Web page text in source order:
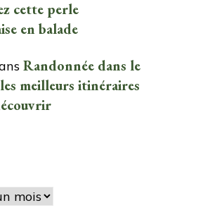
cette perle
en balade
Randonnée dans le
meilleurs itinéraires